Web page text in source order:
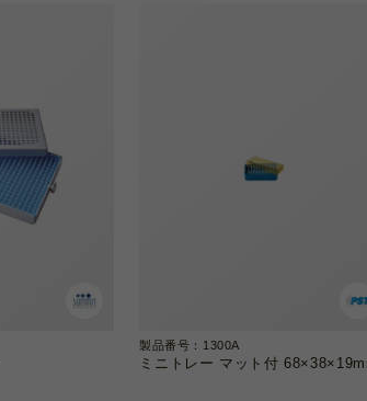
製品番号：1300A
ミニトレー マット付